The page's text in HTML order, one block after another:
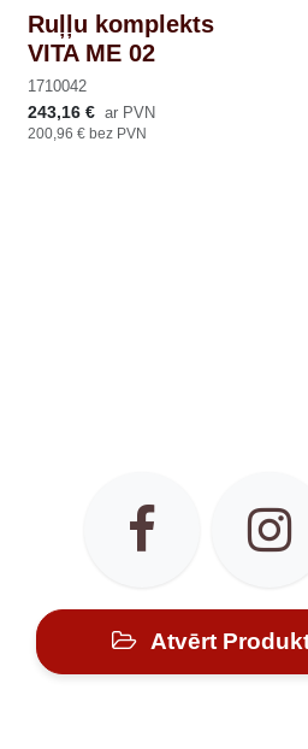
Ruļļu komplekts
VITA ME 02
1710042
243,16 € ar PVN
200,96 € bez PVN
Atvērt